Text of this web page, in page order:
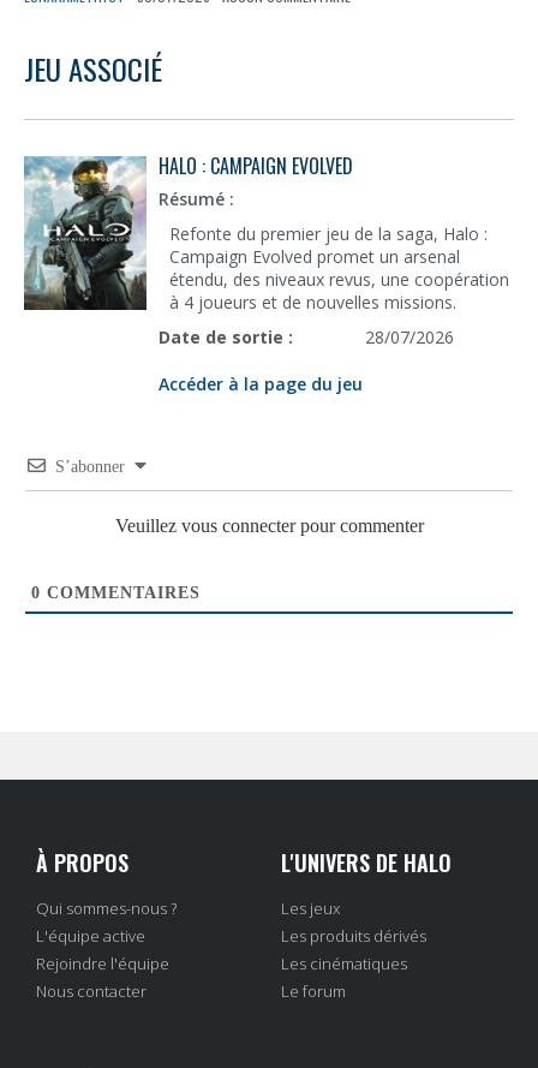
JEU ASSOCIÉ
HALO : CAMPAIGN EVOLVED
Résumé :
Refonte du premier jeu de la saga, Halo :
Campaign Evolved promet un arsenal
étendu, des niveaux revus, une coopération
à 4 joueurs et de nouvelles missions.
Date de sortie :
28/07/2026
Accéder à la page du jeu
S’abonner
Veuillez vous connecter pour commenter
0 COMMENTAIRES
À PROPOS
Qui sommes-nous ?
L'équipe active
Rejoindre l'équipe
Nous contacter
L'UNIVERS DE HALO
Les jeux
Les produits dérivés
Les cinématiques
Le forum